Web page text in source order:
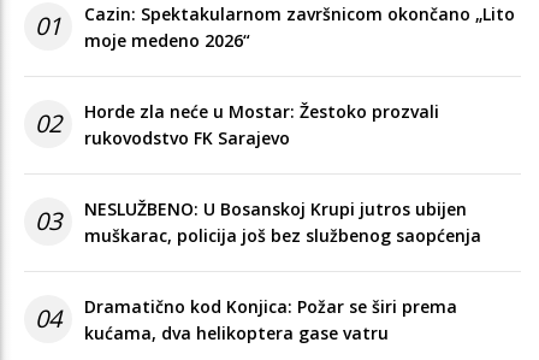
01
Cazin: Spektakularnom završnicom okončano „Lito
moje medeno 2026“
02
Horde zla neće u Mostar: Žestoko prozvali
rukovodstvo FK Sarajevo
03
NESLUŽBENO: U Bosanskoj Krupi jutros ubijen
muškarac, policija još bez službenog saopćenja
04
Dramatično kod Konjica: Požar se širi prema
kućama, dva helikoptera gase vatru